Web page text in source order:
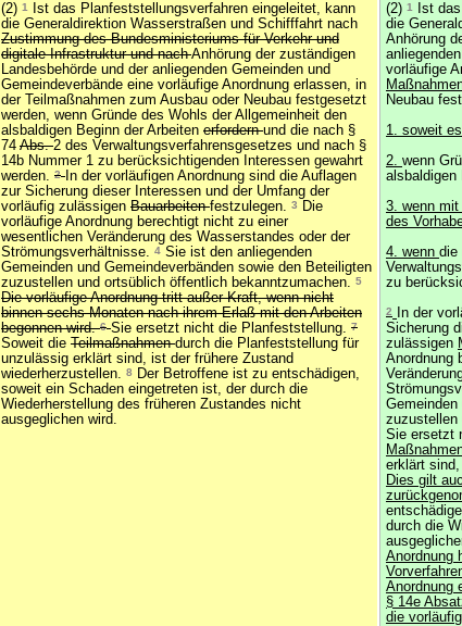
(2) 1
Ist das Planfeststellungsverfahren eingeleitet, kann
die Generaldirektion Wasserstraßen und Schifffahrt nach
Zustimmung des Bundesministeriums für Verkehr und
digitale Infrastruktur und nachAnhörung der zuständigen
Landesbehörde und der anliegenden Gemeinden und
Gemeindeverbände eine vorläufige Anordnung erlassen, in
der Teilmaßnahmen zum Ausbau oder Neubau festgesetzt
werden, wenn Gründe des Wohls der Allgemeinheit den
alsbaldigen Beginn der Arbeiten erfordernund die nach §
74 Abs.2 des Verwaltungsverfahrensgesetzes und nach §
14b Nummer 1 zu berücksichtigenden Interessen gewahrt
werden. 2
In der vorläufigen Anordnung sind die Auflagen
zur Sicherung dieser Interessen und der Umfang der
vorläufig zulässigen Bauarbeitenfestzulegen. 3
Die
vorläufige Anordnung berechtigt nicht zu einer
wesentlichen Veränderung des Wasserstandes oder der
Strömungsverhältnisse. 4 Sie ist den anliegenden
Gemeinden und Gemeindeverbänden sowie den Beteiligten
zuzustellen und ortsüblich öffentlich bekanntzumachen. 5
Die vorläufige Anordnung tritt außer Kraft, wenn nicht
binnen sechs Monaten nach ihrem Erlaß mit den Arbeiten
begonnen wird.6 Sie ersetzt nicht die Planfeststellung. 7
Soweit die Teilmaßnahmendurch die Planfeststellung für
unzulässig erklärt sind, ist der frühere Zustand
wiederherzustellen. 8
Der Betroffene ist zu entschädigen,
soweit ein Schaden eingetreten ist, der durch die
Wiederherstellung des früheren Zustandes nicht
ausgeglichen wird.
(2) 1
Ist
die
Anhörung
vorläufige
Neubau
1. soweit
2. wenn
alsbaldigen
3. wenn mit
des
4. wenn die
zu
2
In der
Sicherung
zulässigen
Anordnung
zuzustellen
Sie ersetzt
erklärt
Dies gilt
durch die
Anordnung
Anordnung
§ 14e
die